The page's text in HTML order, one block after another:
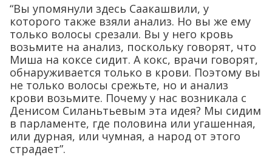
“Вы упомянули здесь Саакашвили, у
которого также взяли анализ. Но вы же ему
только волосы срезали. Вы у него кровь
возьмите на анализ, поскольку говорят, что
Миша на коксе сидит. А кокс, врачи говорят,
обнаруживается только в крови. Поэтому вы
не только волосы срежьте, но и анализ
крови возьмите. Почему у нас возникала с
Денисом Силаньтьевым эта идея? Мы сидим
в парламенте, где половина или угашенная,
или дурная, или чумная, а народ от этого
страдает”.